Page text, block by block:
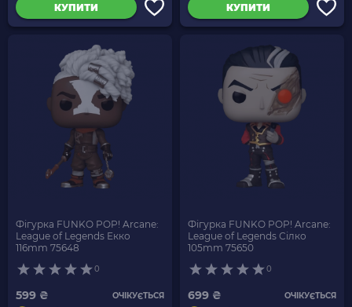
КУПИТИ КУПИТИ
Фігурка FUNKO POP! Arcane:
League of Legends Екко
116mm 75648
0
599 ₴ ОЧІКУЄТЬСЯ
Фігурка FUNKO POP! Arcane:
League of Legends Сілко
105mm 75650
0
699 ₴ ОЧІКУЄТЬСЯ